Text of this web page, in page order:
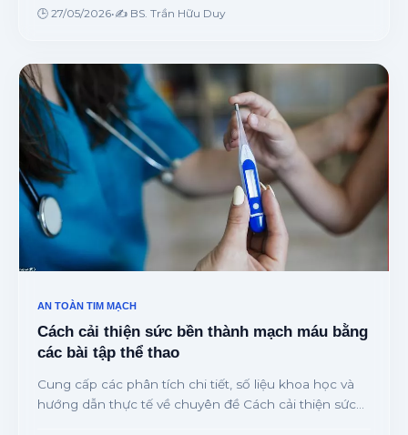
chuyên gia.
🕒 27/05/2026•✍️ BS. Trần Hữu Duy
AN TOÀN TIM MẠCH
Cách cải thiện sức bền thành mạch máu bằng
các bài tập thể thao
Cung cấp các phân tích chi tiết, số liệu khoa học và
hướng dẫn thực tế về chuyên đề Cách cải thiện sức